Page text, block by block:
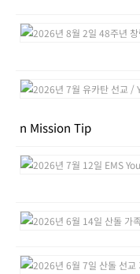
n Mission Tip